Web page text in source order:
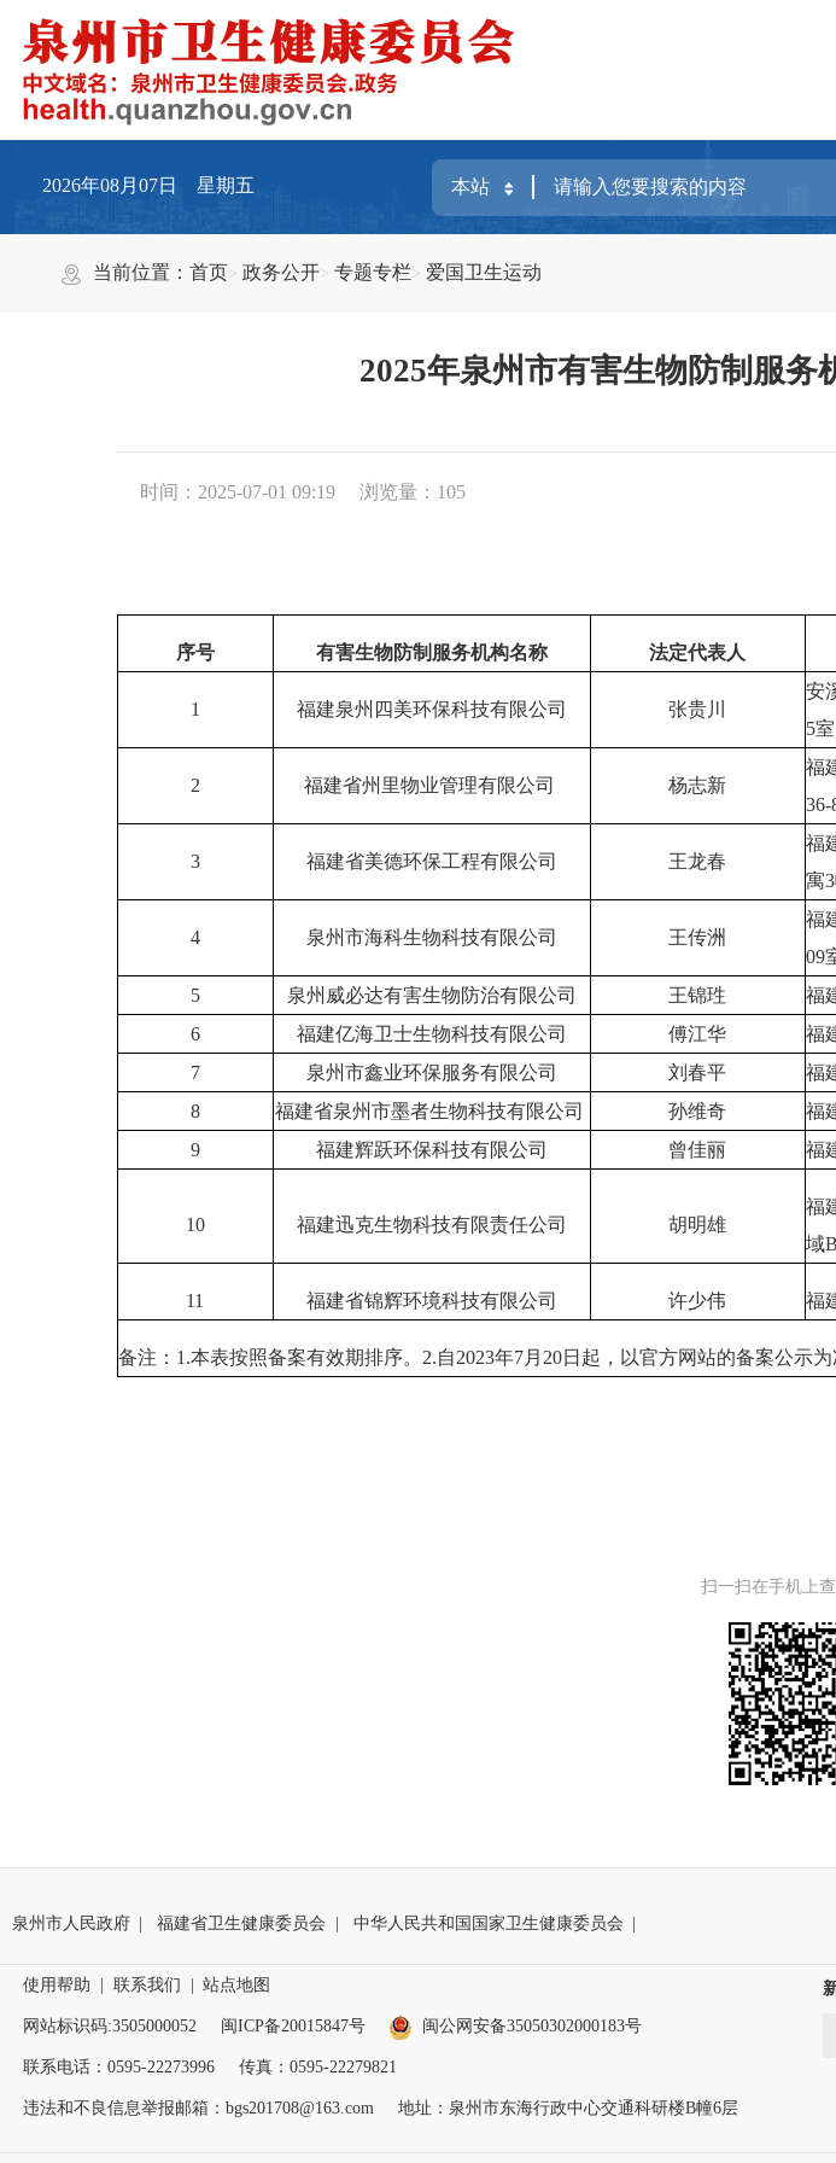
2026年08月07日 星期五
当前位置：首页 政务公开 专题专栏 爱国卫生运动
2025年泉州市有害生物防制服务
时间：2025-07-01 09:19 浏览量： 105
序号 有害生物防制服务机构名称 法定代表人
1 福建泉州四美环保科技有限公司 张贵川
安
5室
2 福建省州里物业管理有限公司 杨志新
福
36-
3 福建省美德环保工程有限公司 王龙春
福
寓
4 泉州市海科生物科技有限公司 王传洲
福
09
5 泉州威必达有害生物防治有限公司 王锦珄 福
6
福建亿海卫士生物科技有限公司 傅江华 福
7
泉州市鑫业环保服务有限公司 刘春平 福
8
福建省泉州市墨者生物科技有限公司 孙维奇 福
9
福建辉跃环保科技有限公司 曾佳丽 福
10 福建迅克生物科技有限责任公司 胡明雄
福
域
11 福建省锦辉环境科技有限公司 许少伟 福
备注：1.本表按照备案有效期排序。2.自2023年7月20日起，以官方网站的备案公示
扫一扫在手机上
泉州市人民政府 福建省卫生健康委员会 中华人民共和国国家卫生健康委员会
使用帮助 | 联系我们 | 站点地图
网站标识码:3505000052 闽ICP备20015847号 闽公网安备35050302000183号
联系电话：0595-22273996 传真：0595-22279821
违法和不良信息举报邮箱：bgs201708@163.com 地址：泉州市东海行政中心交通科研楼B幢6层